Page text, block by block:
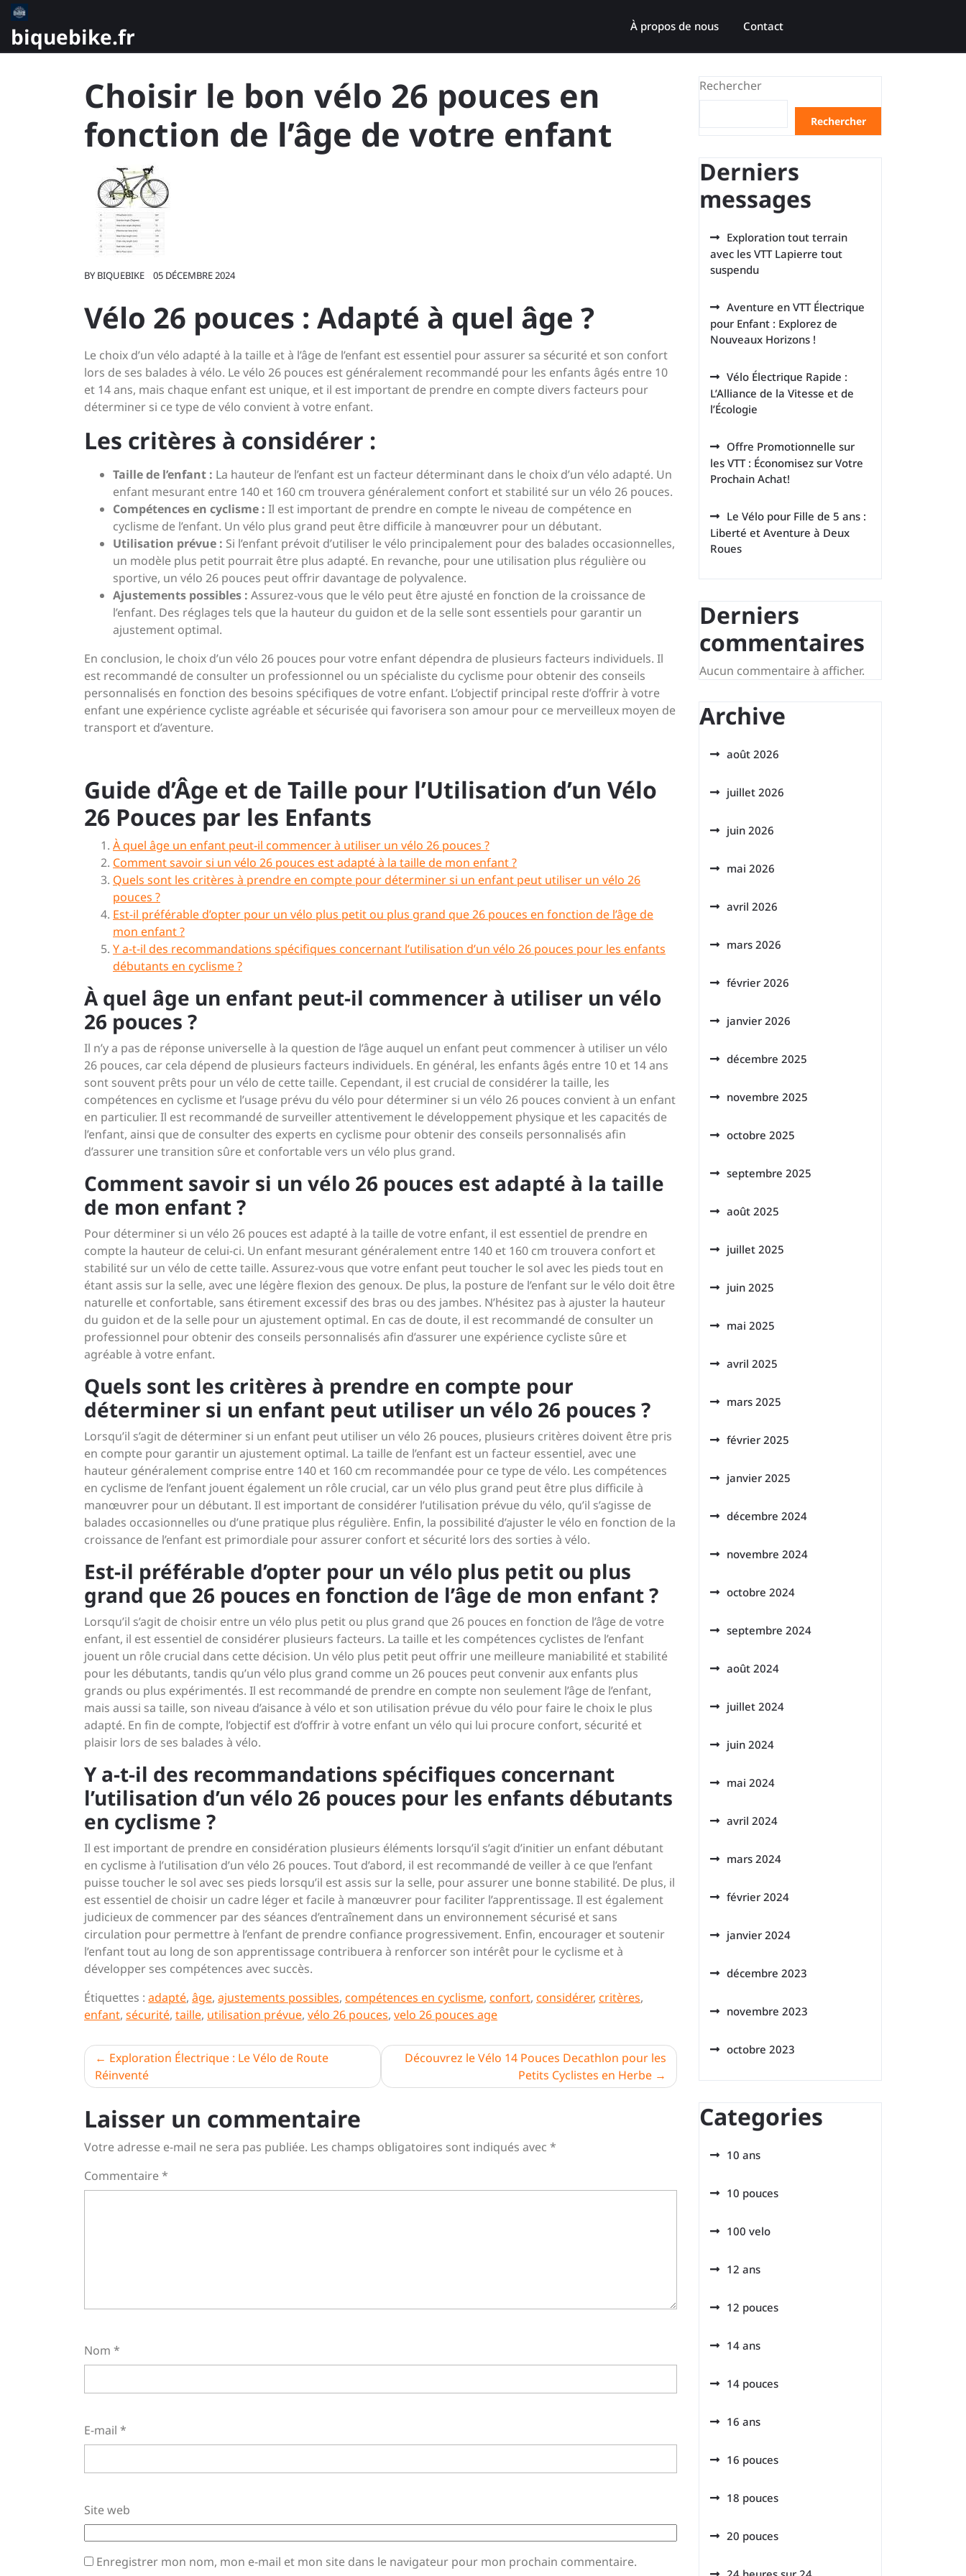
Skip
content
biquebike.fr À propos de nous Contact
Choisir le bon vélo 26 pouces en
fonction de l’âge de votre enfant
BY BIQUEBIKE 05 DÉCEMBRE 2024
Vélo 26 pouces : Adapté à quel âge ?
Le choix d’un vélo adapté à la taille et à l’âge de l’enfant est essentiel pour assurer sa sécurité et son confort
lors de ses balades à vélo. Le vélo 26 pouces est généralement recommandé pour les enfants âgés entre 10
et 14 ans, mais chaque enfant est unique, et il est important de prendre en compte divers facteurs pour
déterminer si ce type de vélo convient à votre enfant.
Les critères à considérer :
Taille de l’enfant : La hauteur de l’enfant est un facteur déterminant dans le choix d’un vélo adapté. Un
enfant mesurant entre 140 et 160 cm trouvera généralement confort et stabilité sur un vélo 26 pouces.
Compétences en cyclisme : Il est important de prendre en compte le niveau de compétence en
cyclisme de l’enfant. Un vélo plus grand peut être difficile à manœuvrer pour un débutant.
Utilisation prévue : Si l’enfant prévoit d’utiliser le vélo principalement pour des balades occasionnelles,
un modèle plus petit pourrait être plus adapté. En revanche, pour une utilisation plus régulière ou
sportive, un vélo 26 pouces peut offrir davantage de polyvalence.
Ajustements possibles : Assurez-vous que le vélo peut être ajusté en fonction de la croissance de
l’enfant. Des réglages tels que la hauteur du guidon et de la selle sont essentiels pour garantir un
ajustement optimal.
En conclusion, le choix d’un vélo 26 pouces pour votre enfant dépendra de plusieurs facteurs individuels. Il
est recommandé de consulter un professionnel ou un spécialiste du cyclisme pour obtenir des conseils
personnalisés en fonction des besoins spécifiques de votre enfant. L’objectif principal reste d’offrir à votre
enfant une expérience cycliste agréable et sécurisée qui favorisera son amour pour ce merveilleux moyen de
transport et d’aventure.
Guide d’Âge et de Taille pour l’Utilisation d’un Vélo
26 Pouces par les Enfants
À quel âge un enfant peut-il commencer à utiliser un vélo 26 pouces ?
Comment savoir si un vélo 26 pouces est adapté à la taille de mon enfant ?
Quels sont les critères à prendre en compte pour déterminer si un enfant peut utiliser un vélo 26
pouces ?
Est-il préférable d’opter pour un vélo plus petit ou plus grand que 26 pouces en fonction de l’âge de
mon enfant ?
Y a-t-il des recommandations spécifiques concernant l’utilisation d’un vélo 26 pouces pour les enfants
débutants en cyclisme ?
À quel âge un enfant peut-il commencer à utiliser un vélo
26 pouces ?
Il n’y a pas de réponse universelle à la question de l’âge auquel un enfant peut commencer à utiliser un vélo
26 pouces, car cela dépend de plusieurs facteurs individuels. En général, les enfants âgés entre 10 et 14 ans
sont souvent prêts pour un vélo de cette taille. Cependant, il est crucial de considérer la taille, les
compétences en cyclisme et l’usage prévu du vélo pour déterminer si un vélo 26 pouces convient à un enfant
en particulier. Il est recommandé de surveiller attentivement le développement physique et les capacités de
l’enfant, ainsi que de consulter des experts en cyclisme pour obtenir des conseils personnalisés afin
d’assurer une transition sûre et confortable vers un vélo plus grand.
Comment savoir si un vélo 26 pouces est adapté à la taille
de mon enfant ?
Pour déterminer si un vélo 26 pouces est adapté à la taille de votre enfant, il est essentiel de prendre en
compte la hauteur de celui-ci. Un enfant mesurant généralement entre 140 et 160 cm trouvera confort et
stabilité sur un vélo de cette taille. Assurez-vous que votre enfant peut toucher le sol avec les pieds tout en
étant assis sur la selle, avec une légère flexion des genoux. De plus, la posture de l’enfant sur le vélo doit être
naturelle et confortable, sans étirement excessif des bras ou des jambes. N’hésitez pas à ajuster la hauteur
du guidon et de la selle pour un ajustement optimal. En cas de doute, il est recommandé de consulter un
professionnel pour obtenir des conseils personnalisés afin d’assurer une expérience cycliste sûre et
agréable à votre enfant.
Quels sont les critères à prendre en compte pour
déterminer si un enfant peut utiliser un vélo 26 pouces ?
Lorsqu’il s’agit de déterminer si un enfant peut utiliser un vélo 26 pouces, plusieurs critères doivent être pris
en compte pour garantir un ajustement optimal. La taille de l’enfant est un facteur essentiel, avec une
hauteur généralement comprise entre 140 et 160 cm recommandée pour ce type de vélo. Les compétences
en cyclisme de l’enfant jouent également un rôle crucial, car un vélo plus grand peut être plus difficile à
manœuvrer pour un débutant. Il est important de considérer l’utilisation prévue du vélo, qu’il s’agisse de
balades occasionnelles ou d’une pratique plus régulière. Enfin, la possibilité d’ajuster le vélo en fonction de la
croissance de l’enfant est primordiale pour assurer confort et sécurité lors des sorties à vélo.
Est-il préférable d’opter pour un vélo plus petit ou plus
grand que 26 pouces en fonction de l’âge de mon enfant ?
Lorsqu’il s’agit de choisir entre un vélo plus petit ou plus grand que 26 pouces en fonction de l’âge de votre
enfant, il est essentiel de considérer plusieurs facteurs. La taille et les compétences cyclistes de l’enfant
jouent un rôle crucial dans cette décision. Un vélo plus petit peut offrir une meilleure maniabilité et stabilité
pour les débutants, tandis qu’un vélo plus grand comme un 26 pouces peut convenir aux enfants plus
grands ou plus expérimentés. Il est recommandé de prendre en compte non seulement l’âge de l’enfant,
mais aussi sa taille, son niveau d’aisance à vélo et son utilisation prévue du vélo pour faire le choix le plus
adapté. En fin de compte, l’objectif est d’offrir à votre enfant un vélo qui lui procure confort, sécurité et
plaisir lors de ses balades à vélo.
Y a-t-il des recommandations spécifiques concernant
l’utilisation d’un vélo 26 pouces pour les enfants débutants
en cyclisme ?
Il est important de prendre en considération plusieurs éléments lorsqu’il s’agit d’initier un enfant débutant
en cyclisme à l’utilisation d’un vélo 26 pouces. Tout d’abord, il est recommandé de veiller à ce que l’enfant
puisse toucher le sol avec ses pieds lorsqu’il est assis sur la selle, pour assurer une bonne stabilité. De plus, il
est essentiel de choisir un cadre léger et facile à manœuvrer pour faciliter l’apprentissage. Il est également
judicieux de commencer par des séances d’entraînement dans un environnement sécurisé et sans
circulation pour permettre à l’enfant de prendre confiance progressivement. Enfin, encourager et soutenir
l’enfant tout au long de son apprentissage contribuera à renforcer son intérêt pour le cyclisme et à
développer ses compétences avec succès.
Étiquettes : adapté, âge, ajustements possibles, compétences en cyclisme, confort, considérer, critères,
enfant, sécurité, taille, utilisation prévue, vélo 26 pouces, velo 26 pouces age
Navigation
de
l’article
Exploration Électrique : Le Vélo de Route
Réinventé
Découvrez le Vélo 14 Pouces Decathlon pour les
Petits Cyclistes en Herbe
Laisser un commentaire
Votre adresse e-mail ne sera pas publiée. Les champs obligatoires sont indiqués avec *
Commentaire*
Nom *
E-mail *
Site web
Enregistrer mon nom, mon e-mail et mon site dans le navigateur pour mon prochain commentaire.
Rechercher
Rechercher
Derniers
messages
Exploration tout terrain
avec les VTT Lapierre tout
suspendu
Aventure en VTT Électrique
pour Enfant : Explorez de
Nouveaux Horizons !
Vélo Électrique Rapide :
L’Alliance de la Vitesse et de
l’Écologie
Offre Promotionnelle sur
les VTT : Économisez sur Votre
Prochain Achat!
Le Vélo pour Fille de 5 ans :
Liberté et Aventure à Deux
Roues
Derniers
commentaires
Aucun commentaire à afficher.
Archive
août 2026
juillet 2026
juin 2026
mai 2026
avril 2026
mars 2026
février 2026
janvier 2026
décembre 2025
novembre 2025
octobre 2025
septembre 2025
août 2025
juillet 2025
juin 2025
mai 2025
avril 2025
mars 2025
février 2025
janvier 2025
décembre 2024
novembre 2024
octobre 2024
septembre 2024
août 2024
juillet 2024
juin 2024
mai 2024
avril 2024
mars 2024
février 2024
janvier 2024
décembre 2023
novembre 2023
octobre 2023
Categories
10 ans
10 pouces
100 velo
12 ans
12 pouces
14 ans
14 pouces
16 ans
16 pouces
18 pouces
20 pouces